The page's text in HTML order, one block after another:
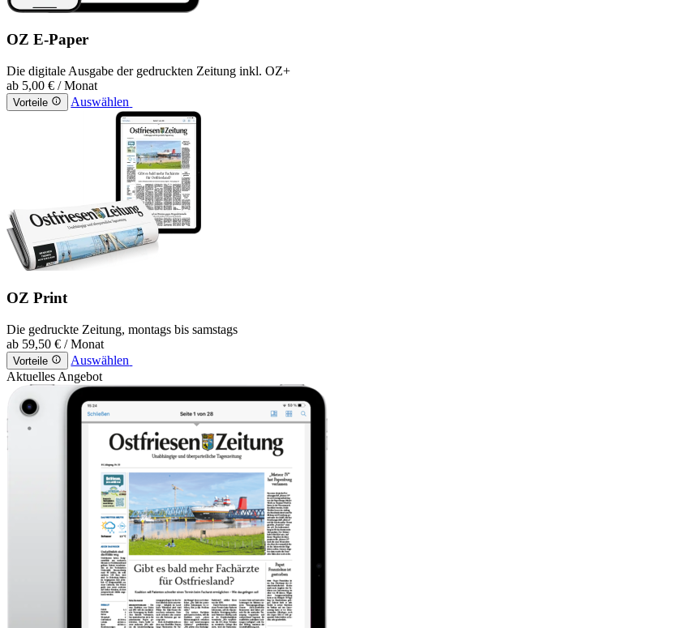
OZ E-Paper
Die digitale Ausgabe der gedruckten Zeitung inkl. OZ+
ab 5,00 € / Monat
Vorteile Auswählen
OZ Print
Die gedruckte Zeitung, montags bis samstags
ab 59,50 € / Monat
Vorteile
Auswählen
Aktuelles Angebot